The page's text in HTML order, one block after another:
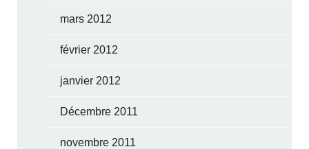
mars 2012
février 2012
janvier 2012
Décembre 2011
novembre 2011